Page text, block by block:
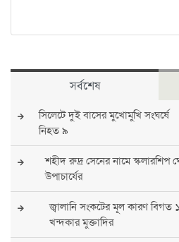
সর্বশেষ
সিলেটে দুই বাসের মুখোমুখি সংঘর্ষে
নিহত ৯
শহীদ রুদ্র সেনের নামে স্কলারশিপ
উপাচার্যের
জ্বালানি সংকটের মূল কারণ বিগত
খন্দকার মুক্তাদির